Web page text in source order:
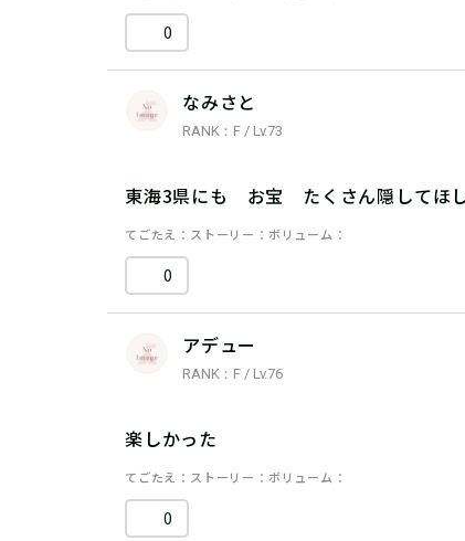
0
なみさと
RANK：F / Lv.73
東海3県にも お宝 たくさん隠してほし
てごたえ ストーリー ボリューム
0
アデュー
RANK：F / Lv.76
楽しかった
てごたえ ストーリー ボリューム
0